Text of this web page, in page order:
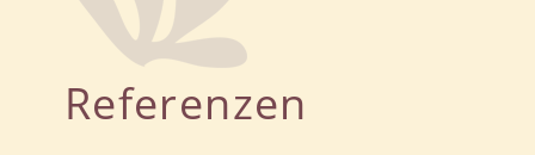
Referenzen